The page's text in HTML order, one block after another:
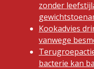
zonder
Kookadvies
vanwege
bacterie kan